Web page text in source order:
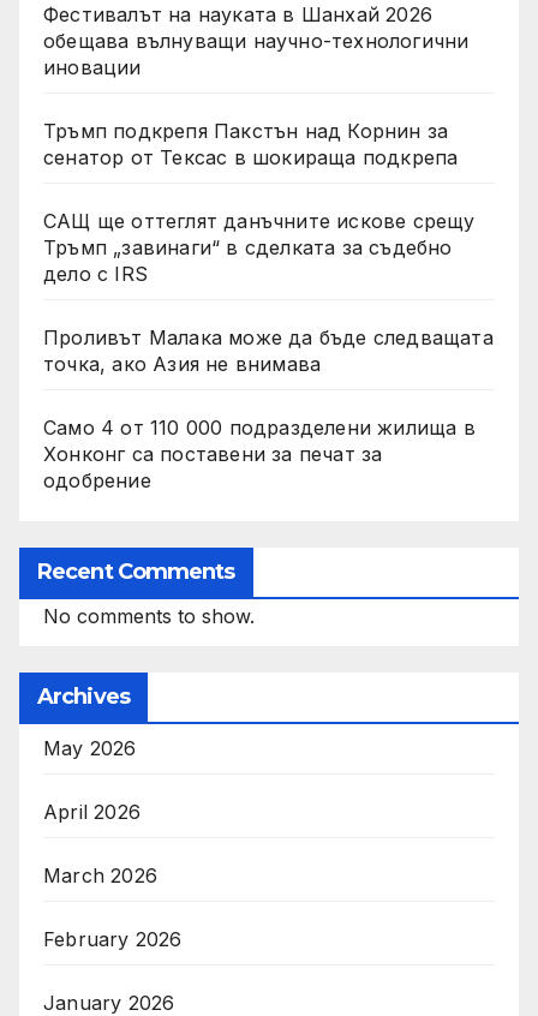
Фестивалът на науката в Шанхай 2026
обещава вълнуващи научно-технологични
иновации
Тръмп подкрепя Пакстън над Корнин за
сенатор от Тексас в шокираща подкрепа
САЩ ще оттеглят данъчните искове срещу
Тръмп „завинаги“ в сделката за съдебно
дело с IRS
Проливът Малака може да бъде следващата
точка, ако Азия не внимава
Само 4 от 110 000 подразделени жилища в
Хонконг са поставени за печат за
одобрение
Recent Comments
No comments to show.
Archives
May 2026
April 2026
March 2026
February 2026
January 2026